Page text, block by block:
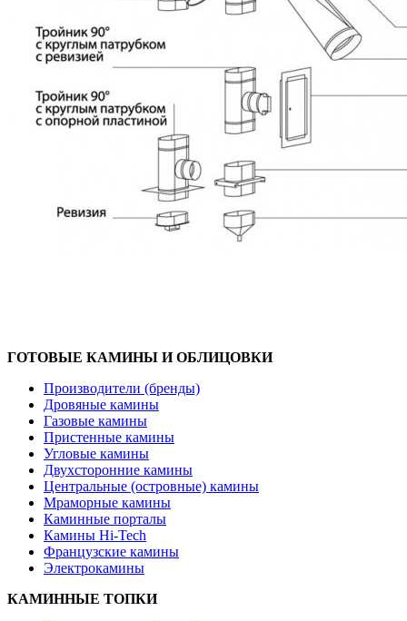
ГОТОВЫЕ КАМИНЫ И ОБЛИЦОВКИ
Производители (бренды)
Дровяные камины
Газовые камины
Пристенные камины
Угловые камины
Двухсторонние камины
Центральные (островные) камины
Мраморные камины
Каминные порталы
Камины Hi-Tech
Французские камины
Электрокамины
КАМИННЫЕ ТОПКИ